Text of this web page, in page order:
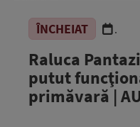
ÎNCHEIAT .
Raluca
putut
primăvară |